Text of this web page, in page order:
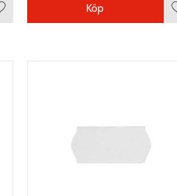
till i favoriter
Köp